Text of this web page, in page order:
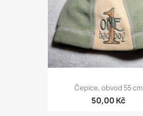
Čepice, obvod 55 cm
50,00 Kč